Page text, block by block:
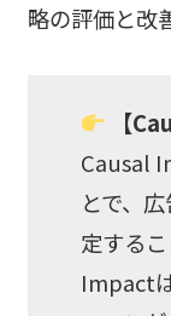
略の評価と改
【
Causal
とで、
定する
Impact